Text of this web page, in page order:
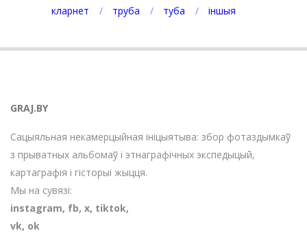
кларнет
труба туба іншыя
GRAJ.BY
Сацыяльная некамерцыйная ініцыятыва: збор фотаздымкаў
з прыватных альбомаў і этнаграфічных экспедыцый,
картаграфія і гісторыі жыцця.
Мы на сувязі:
instagram, fb, х, tiktok,
vk, ok